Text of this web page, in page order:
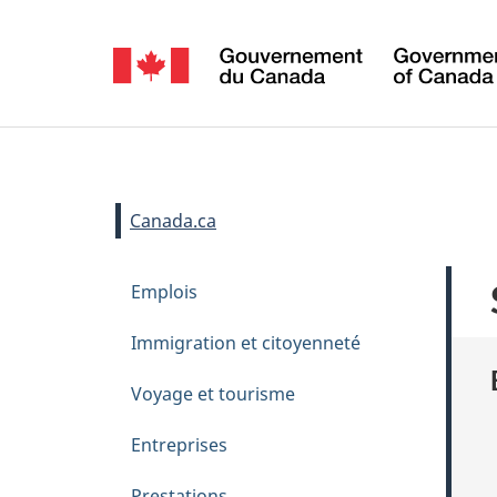
Sélection
de
la
langue
connecter
Canada.ca
MPasser
contenu
Emplois
Immigration et citoyenneté
Voyage et tourisme
Entreprises